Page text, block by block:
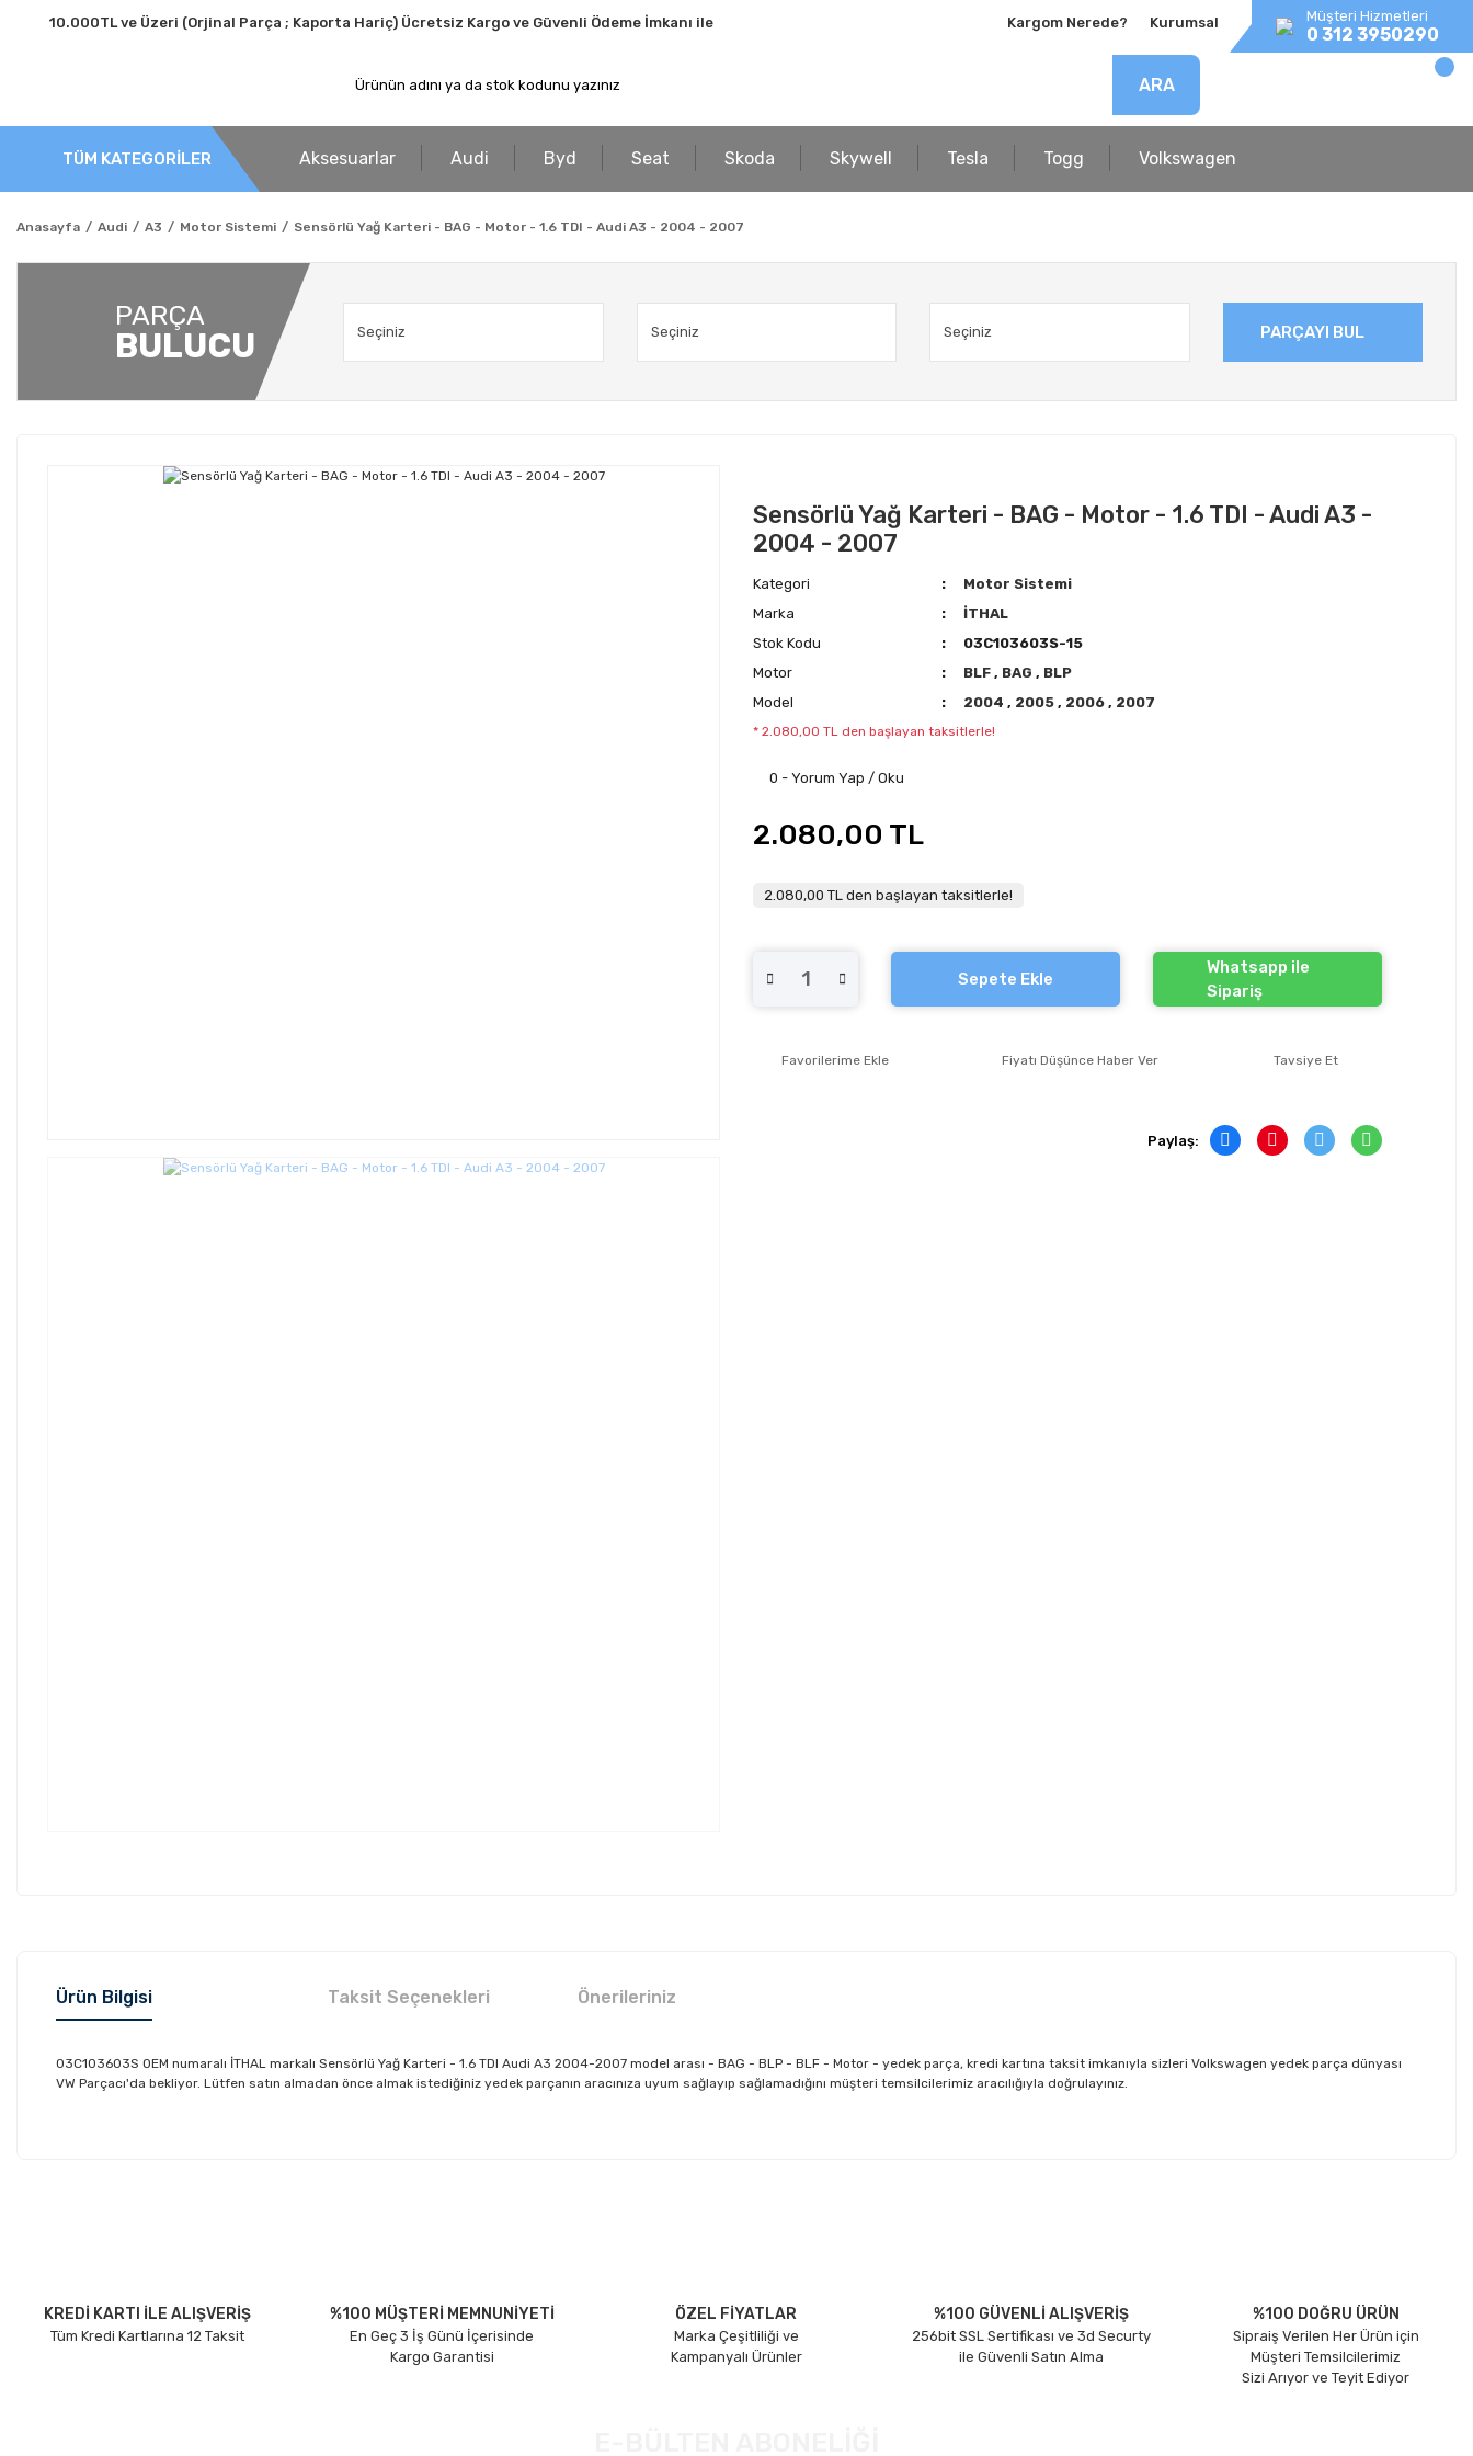
10.000TL ve Üzeri (Orjinal Parça ; Kaporta Hariç) Ücretsiz Kargo ve Güvenli Ödeme İmkanı ile Kargom Nerede? Kurumsal Müşteri Hizmetleri
0 312 3950290
ARA
TÜM KATEGORİLER Aksesuarlar Audi Byd Seat Skoda Skywell Tesla Togg Volkswagen
Anasayfa Audi A3 Motor Sistemi Sensörlü Yağ Karteri - BAG - Motor - 1.6 TDI - Audi A3 - 2004 - 2007
PARÇA
BULUCU PARÇAYI BUL
Sensörlü Yağ Karteri - BAG - Motor - 1.6 TDI - Audi A3 -
2004 - 2007
Kategori
Motor Sistemi
Marka
İTHAL
Stok Kodu
03C103603S-15
Motor
BLF, BAG, BLP
Model
2004, 2005, 2006, 2007
* 2.080,00 TL den başlayan taksitlerle!
0 - Yorum Yap / Oku
2.080,00 TL
2.080,00 TL den başlayan taksitlerle!
Sepete Ekle
Whatsapp ile
Sipariş
Fiyatı Düşünce Haber Ver Tavsiye Et
Paylaş:
Ürün Bilgisi Taksit Seçenekleri Önerileriniz
03C103603S OEM numaralı İTHAL markalı Sensörlü Yağ Karteri - 1.6 TDI Audi A3 2004-2007 model arası - BAG - BLP - BLF - Motor - yedek parça, kredi kartına taksit imkanıyla sizleri Volkswagen yedek parça dünyası
VW Parçacı'da bekliyor. Lütfen satın almadan önce almak istediğiniz yedek parçanın aracınıza uyum sağlayıp sağlamadığını müşteri temsilcilerimiz aracılığıyla doğrulayınız.
Ürün bilgilerinde hatalar bulunuyor.
Ürün fiyatı diğer sitelerden daha pahalı.
KREDİ KARTI İLE ALIŞVERİŞ
Tüm Kredi Kartlarına 12 Taksit
%100 MÜŞTERİ MEMNUNİYETİ
En Geç 3 İş Günü İçerisinde
Kargo Garantisi
ÖZEL FİYATLAR
Marka Çeşitliliği ve
Kampanyalı Ürünler
%100 GÜVENLİ ALIŞVERİŞ
256bit SSL Sertifikası ve 3d Securty
ile Güvenli Satın Alma
%100 DOĞRU ÜRÜN
Sipraiş Verilen Her Ürün için
Müşteri Temsilcilerimiz
Sizi Arıyor ve Teyit Ediyor